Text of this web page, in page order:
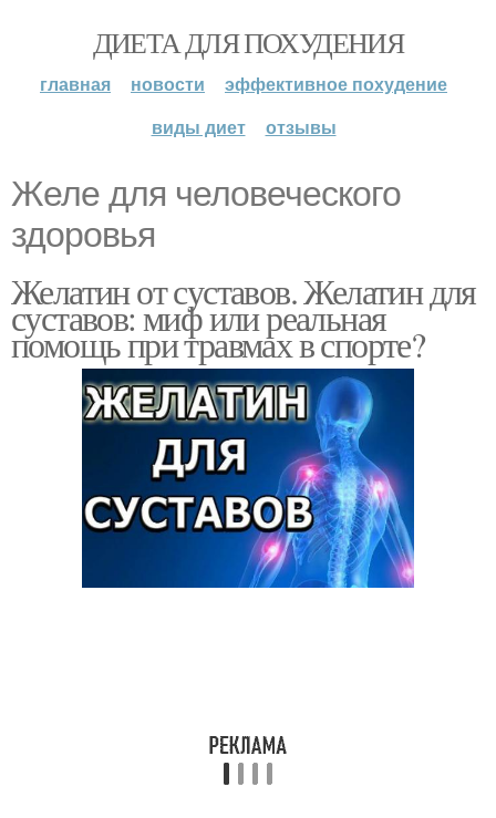
ДИЕТА ДЛЯ ПОХУДЕНИЯ
главная новости
эффективное похудение
виды диет
отзывы
Желе для человеческого
здоровья
Желатин от суставов. Желатин для
суставов: миф или реальная
помощь при травмах в спорте?